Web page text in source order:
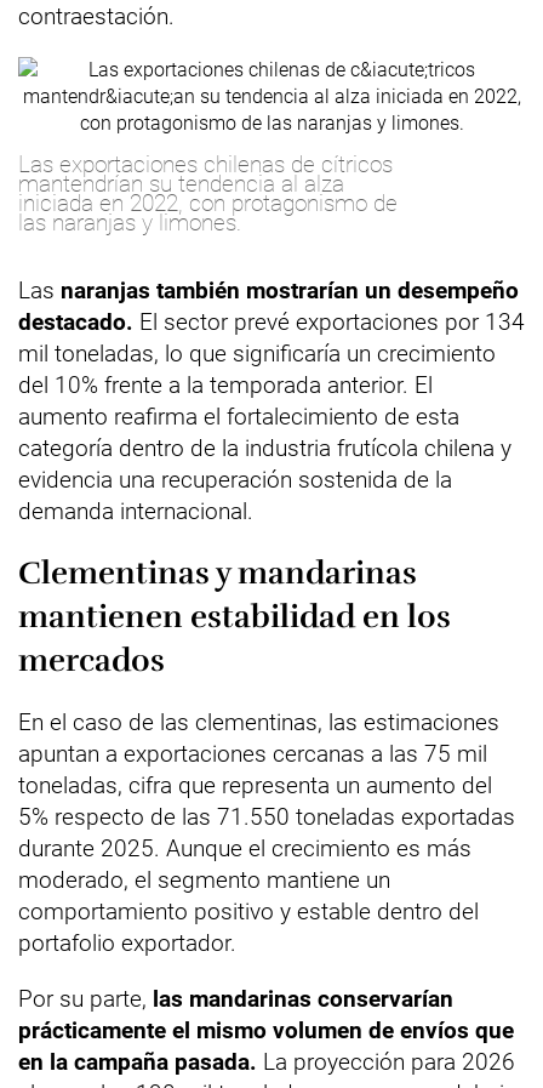
contraestación.
Las exportaciones chilenas de cítricos
mantendrían su tendencia al alza
iniciada en 2022, con protagonismo de
las naranjas y limones.
Las naranjas también mostrarían un desempeño
destacado. El sector prevé exportaciones por 134
mil toneladas, lo que significaría un crecimiento
del 10% frente a la temporada anterior. El
aumento reafirma el fortalecimiento de esta
categoría dentro de la industria frutícola chilena y
evidencia una recuperación sostenida de la
demanda internacional.
Clementinas y mandarinas
mantienen estabilidad en los
mercados
En el caso de las clementinas, las estimaciones
apuntan a exportaciones cercanas a las 75 mil
toneladas, cifra que representa un aumento del
5% respecto de las 71.550 toneladas exportadas
durante 2025. Aunque el crecimiento es más
moderado, el segmento mantiene un
comportamiento positivo y estable dentro del
portafolio exportador.
Por su parte, las mandarinas conservarían
prácticamente el mismo volumen de envíos que
en la campaña pasada. La proyección para 2026